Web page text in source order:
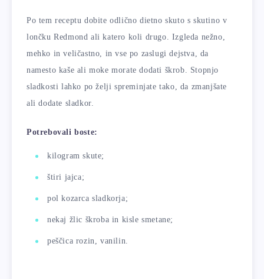
Po tem receptu dobite odlično dietno skuto s skutino v
lončku Redmond ali katero koli drugo. Izgleda nežno,
mehko in veličastno, in vse po zaslugi dejstva, da
namesto kaše ali moke morate dodati škrob. Stopnjo
sladkosti lahko po želji spreminjate tako, da zmanjšate
ali dodate sladkor.
Potrebovali boste:
kilogram skute;
štiri jajca;
pol kozarca sladkorja;
nekaj žlic škroba in kisle smetane;
peščica rozin, vanilin.